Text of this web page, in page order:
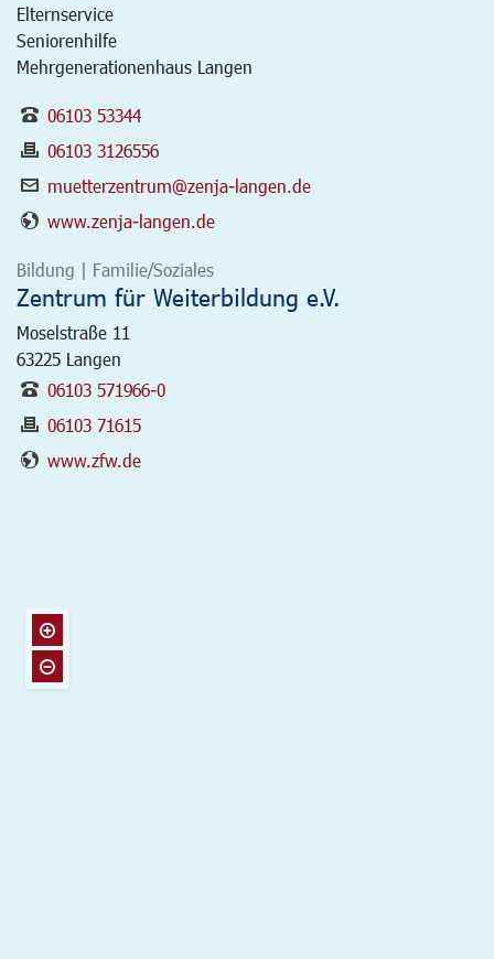
Elternservice
Seniorenhilfe
Mehrgenerationenhaus Langen
06103 53344
06103 3126556
muetterzentrum@zenja-langen.de
www.zenja-langen.de
Bildung | Familie/Soziales
Zentrum für Weiterbildung e.V.
Moselstraße 11
63225 Langen
06103 571966-0
06103 71615
www.zfw.de